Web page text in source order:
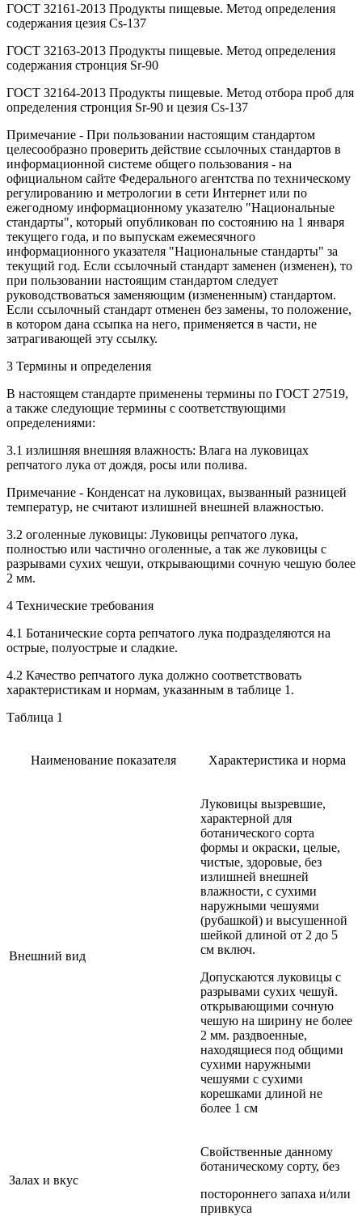
ГОСТ 32161-2013 Продукты пищевые. Метод определения
содержания цезия Cs-137
ГОСТ 32163-2013 Продукты пищевые. Метод определения
содержания стронция Sr-90
ГОСТ 32164-2013 Продукты пищевые. Метод отбора проб для
определения стронция Sr-90 и цезия Cs-137
Примечание - При пользовании настоящим стандартом
целесообразно проверить действие ссылочных стандартов в
информационной системе общего пользования - на
официальном сайте Федерального агентства по техническому
регулированию и метрологии в сети Интернет или по
ежегодному информационному указателю "Национальные
стандарты", который опубликован по состоянию на 1 января
текущего года, и по выпускам ежемесячного
информационного указателя "Национальные стандарты" за
текущий год. Если ссылочный стандарт заменен (изменен), то
при пользовании настоящим стандартом следует
руководствоваться заменяющим (измененным) стандартом.
Если ссылочный стандарт отменен без замены, то положение,
в котором дана ссыпка на него, применяется в части, не
затрагивающей эту ссылку.
3 Термины и определения
В настоящем стандарте применены термины по ГОСТ 27519,
а также следующие термины с соответствующими
определениями:
3.1 излишняя внешняя влажность: Влага на луковицах
репчатого лука от дождя, росы или полива.
Примечание - Конденсат на луковицах, вызванный разницей
температур, не считают излишней внешней влажностью.
3.2 оголенные луковицы: Луковицы репчатого лука,
полностью или частично оголенные, а так же луковицы с
разрывами сухих чешуи, открывающими сочную чешую более
2 мм.
4 Технические требования
4.1 Ботанические сорта репчатого лука подразделяются на
острые, полуострые и сладкие.
4.2 Качество репчатого лука должно соответствовать
характеристикам и нормам, указанным в таблице 1.
Таблица 1
Наименование показателя Характеристика и норма
Внешний вид
Луковицы вызревшие,
характерной для
ботанического сорта
формы и окраски, целые,
чистые, здоровые, без
излишней внешней
влажности, с сухими
наружными чешуями
(рубашкой) и высушенной
шейкой длиной от 2 до 5
см включ.
Допускаются луковицы с
разрывами сухих чешуй.
открывающими сочную
чешую на ширину не более
2 мм. раздвоенные,
находящиеся под общими
сухими наружными
чешуями с сухими
корешками длиной не
более 1 см
Залах и вкус
Свойственные данному
ботаническому сорту, без
постороннего запаха и/или
привкуса